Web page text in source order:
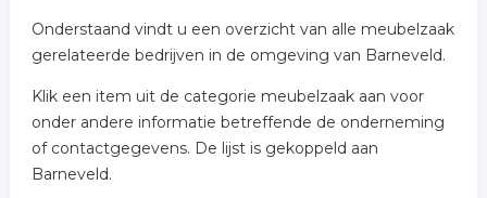
Onderstaand vindt u een overzicht van alle meubelzaak
gerelateerde bedrijven in de omgeving van Barneveld.
Klik een item uit de categorie meubelzaak aan voor
onder andere informatie betreffende de onderneming
of contactgegevens. De lijst is gekoppeld aan
Barneveld.